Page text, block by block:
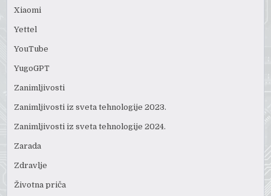
Xiaomi
Yettel
YouTube
YugoGPT
Zanimljivosti
Zanimljivosti iz sveta tehnologije 2023.
Zanimljivosti iz sveta tehnologije 2024.
Zarada
Zdravlje
Životna priča